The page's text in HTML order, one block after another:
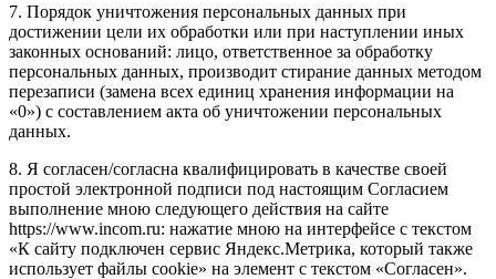
7. Порядок уничтожения персональных данных при
достижении цели их обработки или при наступлении иных
законных оснований: лицо, ответственное за обработку
персональных данных, производит стирание данных методом
перезаписи (замена всех единиц хранения информации на
«0») с составлением акта об уничтожении персональных
данных.
8. Я согласен/согласна квалифицировать в качестве своей
простой электронной подписи под настоящим Согласием
выполнение мною следующего действия на сайте
https://www.incom.ru: нажатие мною на интерфейсе с текстом
«К сайту подключен сервис Яндекс.Метрика, который также
использует файлы cookie» на элемент с текстом «Согласен».